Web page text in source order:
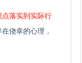
点落实到实际行
侥幸的心理，